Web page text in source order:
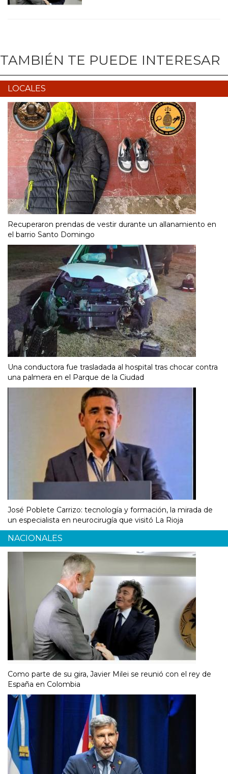
TAMBIÉN TE PUEDE INTERESAR
LOCALES
Recuperaron prendas de vestir durante un allanamiento en
el barrio Santo Domingo
Una conductora fue trasladada al hospital tras chocar contra
una palmera en el Parque de la Ciudad
José Poblete Carrizo: tecnología y formación, la mirada de
un especialista en neurocirugía que visitó La Rioja
NACIONALES
Como parte de su gira, Javier Milei se reunió con el rey de
España en Colombia